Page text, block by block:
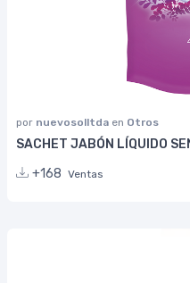
por nuevosolltda en Otros
SACHET JABÓN LÍQUIDO
+168 Ventas